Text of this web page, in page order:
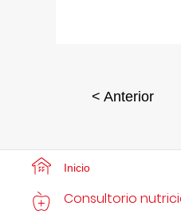
< Anterior
Inicio
Consultorio